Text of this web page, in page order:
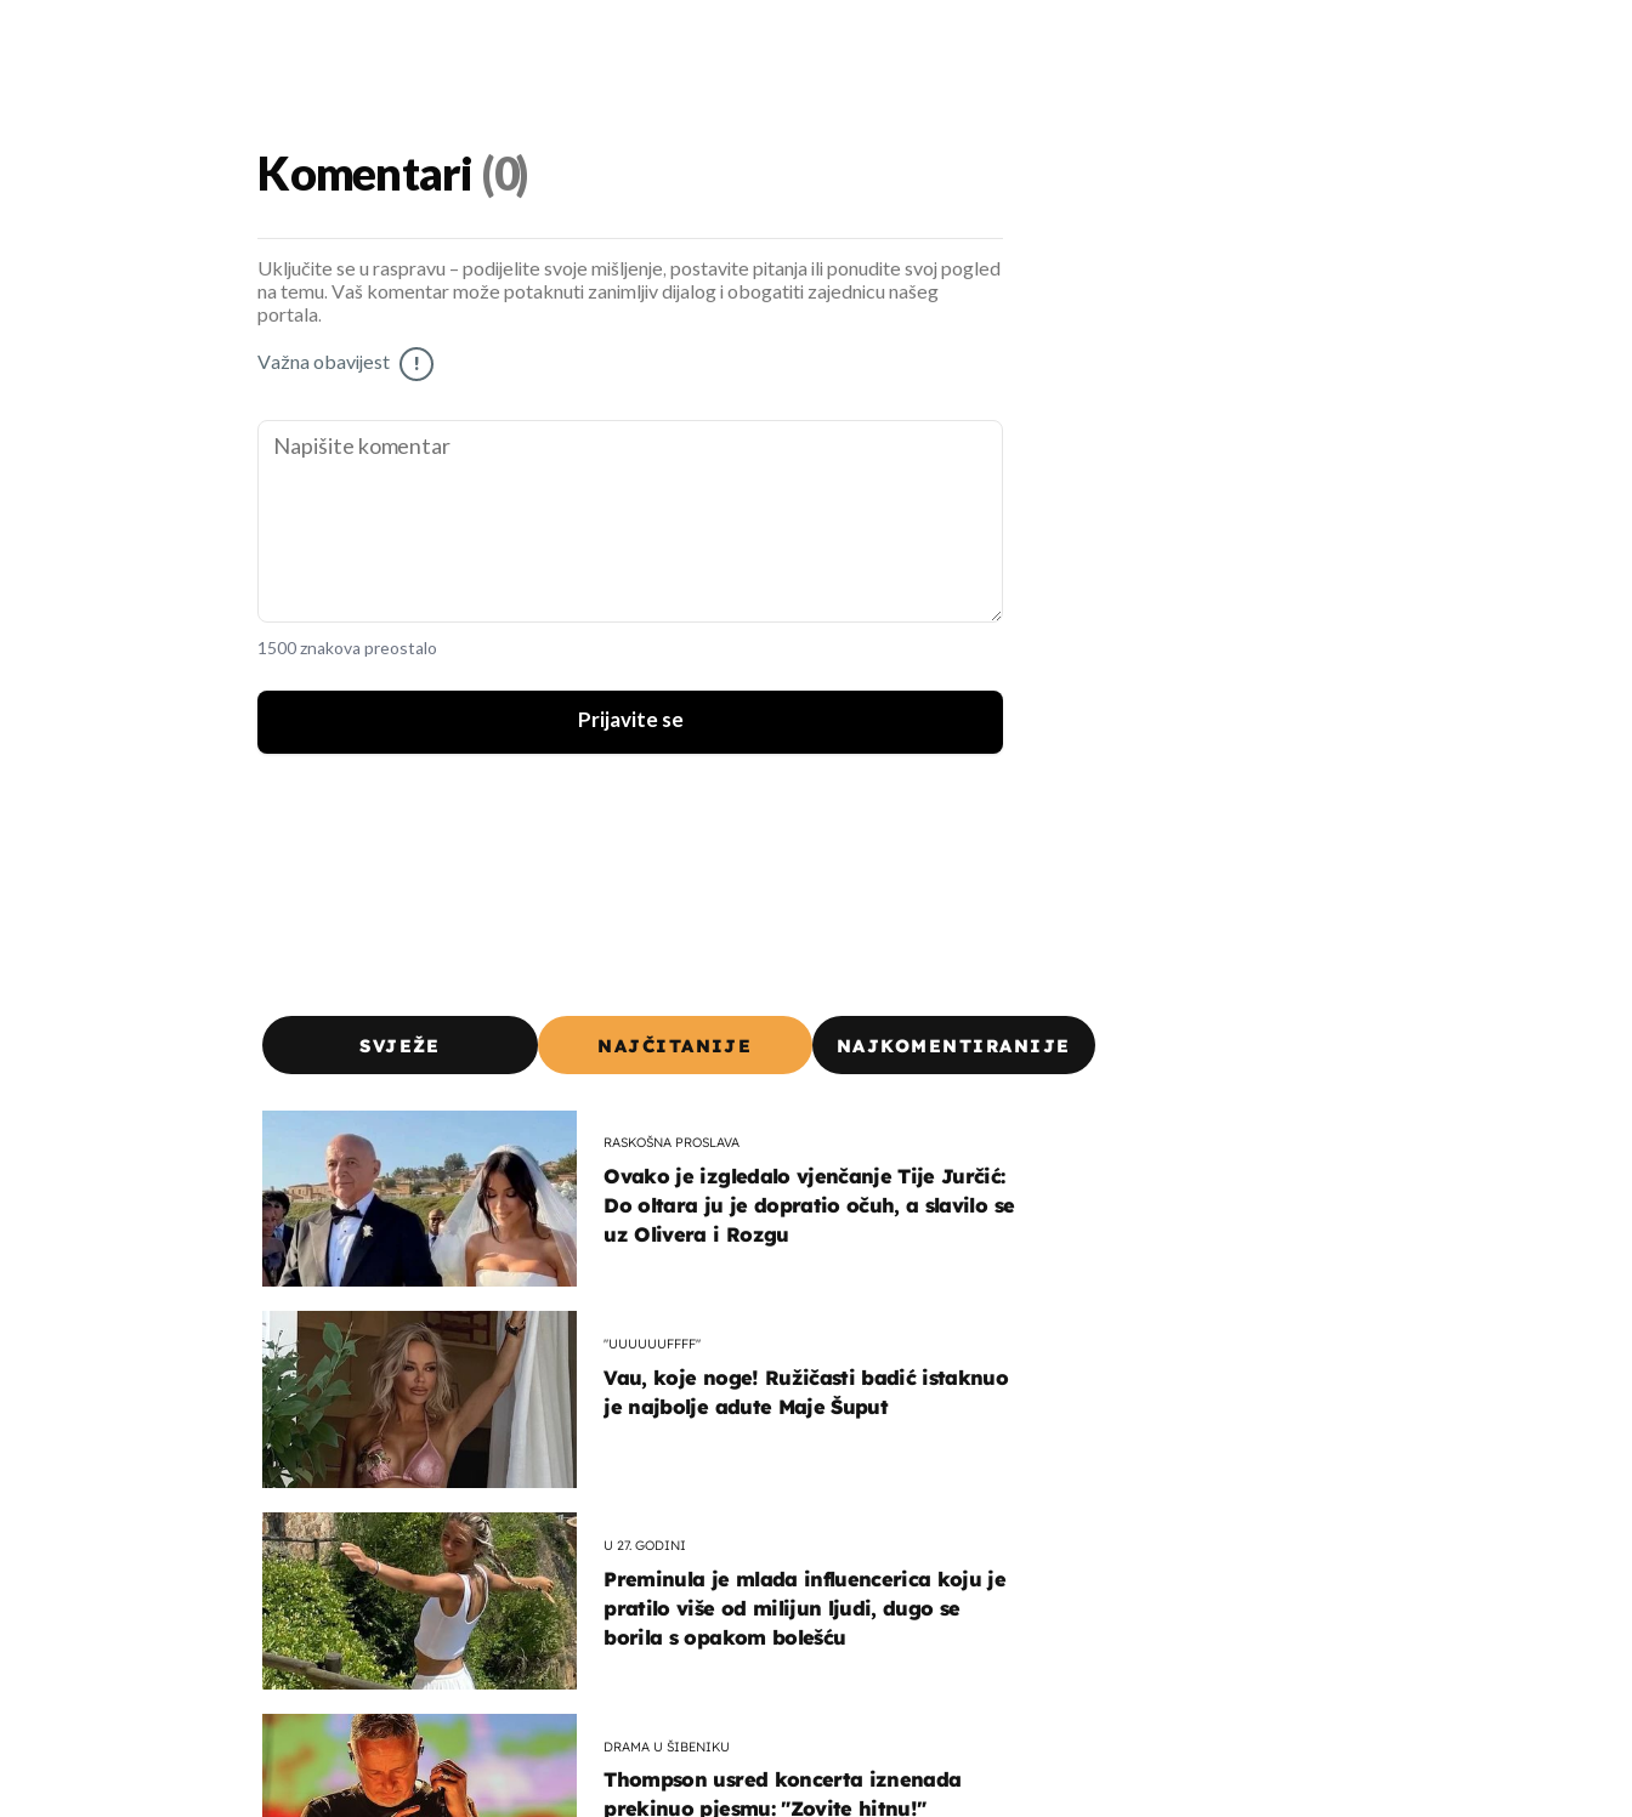
Komentari (0)
Uključite se u raspravu – podijelite svoje mišljenje, postavite pitanja ili ponudite svoj pogled
na temu. Vaš komentar može potaknuti zanimljiv dijalog i obogatiti zajednicu našeg
portala.
Važna obavijest !
1500 znakova preostalo
Prijavite se
SVJEŽE NAJČITANIJE NAJKOMENTIRANIJE
RASKOŠNA PROSLAVA
Ovako je izgledalo vjenčanje Tije Jurčić:
Do oltara ju je dopratio očuh, a slavilo se
uz Olivera i Rozgu
"UUUUUUFFFF"
Vau, koje noge! Ružičasti badić istaknuo
je najbolje adute Maje Šuput
U 27. GODINI
Preminula je mlada influencerica koju je
pratilo više od milijun ljudi, dugo se
borila s opakom bolešću
DRAMA U ŠIBENIKU
Thompson usred koncerta iznenada
prekinuo pjesmu: "Zovite hitnu!"